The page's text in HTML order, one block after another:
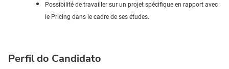
Possibilité de travailler sur un projet spécifique en rapport avec
le Pricing dans le cadre de ses études.
Perfil do Candidato